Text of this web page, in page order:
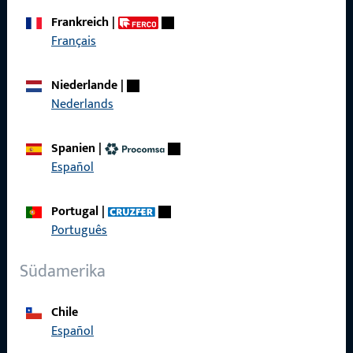
Frankreich|
Français
Niederlande|
Nederlands
Spanien |
Español
Portugal|
Português
Südamerika
Chile
Español
Über Uns
Referenzen